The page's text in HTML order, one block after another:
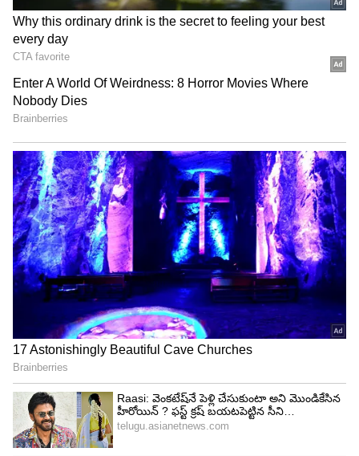
AP Inter Exam Timetable : ఏపీ ఇంటర్ పరీక్షల
షెడ్యూల్ విడుదల.. ఫిబ్రవరి 23 నుంచి ఎగ్జామ్స్
AP Cabinet: సీఎం చంద్రబాబు సంచలన నిర్ణయం..
రాష్ట్ర ప్ర‌జ‌ల‌కు క‌లిగే ప్ర‌యోజనాలు ఏమిటి?
3
5
Image Credit :AP High Court Twitter
అలా నిర్మిస్తే తప్పేంటి.?
'నిధుల కొరత కారణంగా ప్రభుత్వం ఈ పీపీపీ విధానాన్ని
ఎంచుకుంటే, దానిలో తప్పేంటి.?' రాష్ట్రంలో పూర్తిగా
ఆస్పత్రులు, కళాశాలలు సొంతంగా నిర్మించాల్సి వస్తే.. దానికి
సంవత్సరాలు పట్టొచ్చు. ప్రభుత్వ-ప్రైవేటు భావస్వామ్యం ఓ
ఆచరణాత్మక పరిష్కారం అని ధర్మాసనం వ్యాఖ్యానించింది.